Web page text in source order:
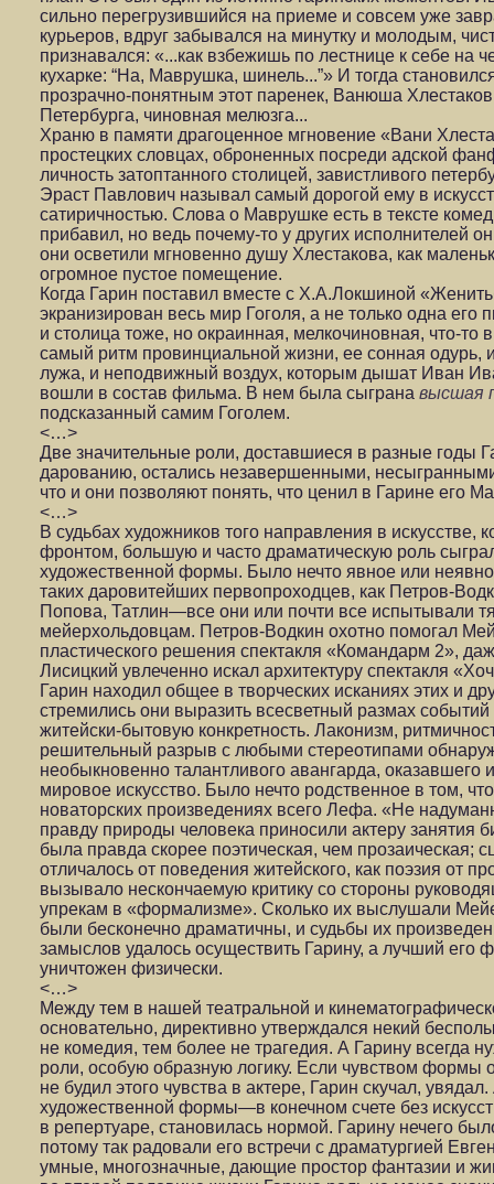
сильно перегрузившийся на приеме и совсем уже
курьеров, вдруг забывался на минутку и молодым,
признавался: «...как взбежишь по лестнице к себе на
кухарке: “На, Маврушка, шинель...”» И тогда
прозрачно-понятным этот паренек, Ванюша
Петербурга, чиновная мелюзга...
Храню в памяти драгоценное мгновение «Вани
простецких словцах, оброненных посреди адской
личность затоптанного столицей, завистливого
Эраст Павлович называл самый дорогой ему в
сатиричностью. Слова о Маврушке есть в тексте
прибавил, но ведь почему-то у других исполнителей
они осветили мгновенно душу Хлестакова, как
огромное пустое помещение.
Когда Гарин поставил вместе с Х.А.Локшиной
экранизирован весь мир Гоголя, а не только одна его
и столица тоже, но окраинная, мелкочиновная, что-
самый ритм провинциальной жизни, ее сонная одурь,
лужа, и неподвижный воздух, которым дышат Иван
вошли в состав фильма. В нем была сыграна высшая
подсказанный самим Гоголем.
<…>
Две значительные роли, доставшиеся в разные годы
дарованию, остались незавершенными,
что и они позволяют понять, что ценил в Гарине его
<…>
В судьбах художников того направления в
фронтом, большую и часто драматическую роль
художественной формы. Было нечто явное или
таких даровитейших первопроходцев, как Петров-
Попова, Татлин—все они или почти все испытывали
мейерхольдовцам. Петров-Водкин охотно помогал
пластического решения спектакля «Командарм 2»,
Лисицкий увлеченно искал архитектуру спектакля
Гарин находил общее в творческих исканиях этих и
стремились они выразить всесветный размах
житейски-бытовую конкретность. Лаконизм,
решительный разрыв с любыми стереотипами
необыкновенно талантливого авангарда, оказавшего
мировое искусство. Было нечто родственное в том,
новаторских произведениях всего Лефа. «Не
правду природы человека приносили актеру занятия
была правда скорее поэтическая, чем прозаическая;
отличалось от поведения житейского, как поэзия от
вызывало нескончаемую критику со стороны
упрекам в «формализме». Сколько их выслушали
были бесконечно драматичны, и судьбы их
замыслов удалось осуществить Гарину, а лучший
уничтожен физически.
<…>
Между тем в нашей театральной и
основательно, директивно утверждался некий
не комедия, тем более не трагедия. А Гарину всегда
роли, особую образную логику. Если чувством формы
не будил этого чувства в актере, Гарин скучал,
художественной формы—в конечном счете без
в репертуаре, становилась нормой. Гарину нечего
потому так радовали его встречи с драматургией
умные, многозначные, дающие простор фантазии и